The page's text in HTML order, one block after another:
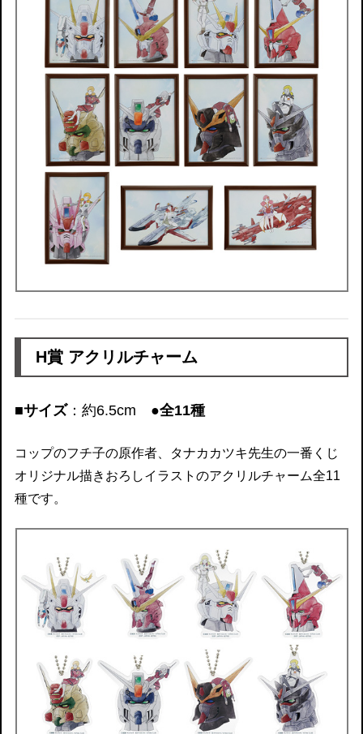
H賞 アクリルチャーム
■サイズ：約6.5cm ●全11種
コップのフチ子の原作者、タナカカツキ先生の一番くじ
オリジナル描きおろしイラストのアクリルチャーム全11
種です。